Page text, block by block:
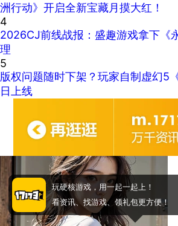
洲行动》开启全新宝藏月摸大红！
4
2026CJ前线战报：盛趣游戏拿下《
理
5
版权问题随时下架？玩家自制虚幻5
日上线
玩硬核游戏，用一起一起上！
看资讯、找游戏、领礼包更方便！